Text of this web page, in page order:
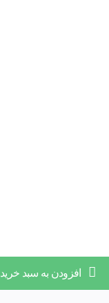
افزودن به سبد خرید